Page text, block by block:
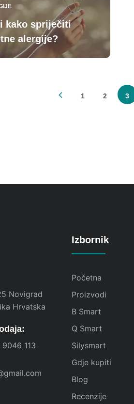
kako spriječiti
alergije?
1 2 3
Novigrad
Hrvatska
113
Izbornik
Početna
Proizvodi
B Smart
Q Smart
Silysmart
Gdje kupiti
Blog
Recenzije